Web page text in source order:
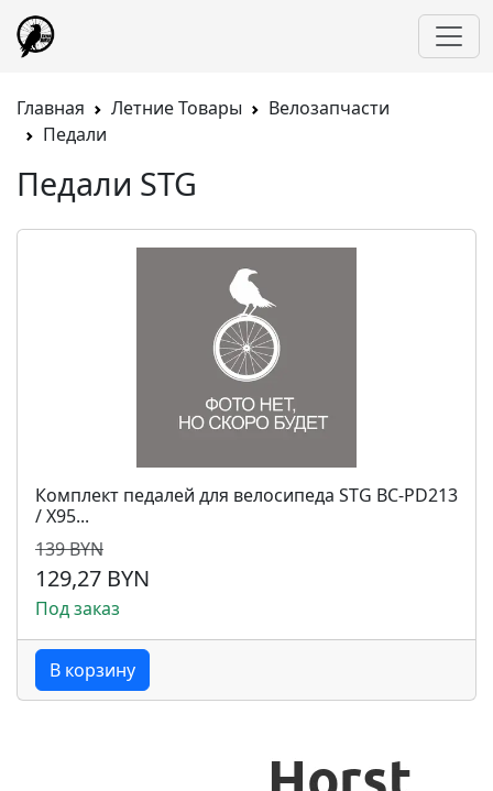
Главная Летние Товары
Велозапчасти
Педали
Педали STG
Комплект педалей для велосипеда STG BC-PD213
/ Х95...
139 BYN
129,27 BYN
Под заказ
В корзину